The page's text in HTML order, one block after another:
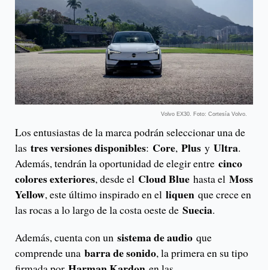
Volvo EX30. Foto: Cortesía Volvo.
Los entusiastas de la marca podrán seleccionar una de
las tres versiones disponibles: Core, Plus y Ultra.
Además, tendrán la oportunidad de elegir entre cinco
colores exteriores, desde el Cloud Blue hasta el Moss
Yellow, este último inspirado en el liquen que crece en
las rocas a lo largo de la costa oeste de Suecia.
Además, cuenta con un sistema de audio que
comprende una barra de sonido, la primera en su tipo